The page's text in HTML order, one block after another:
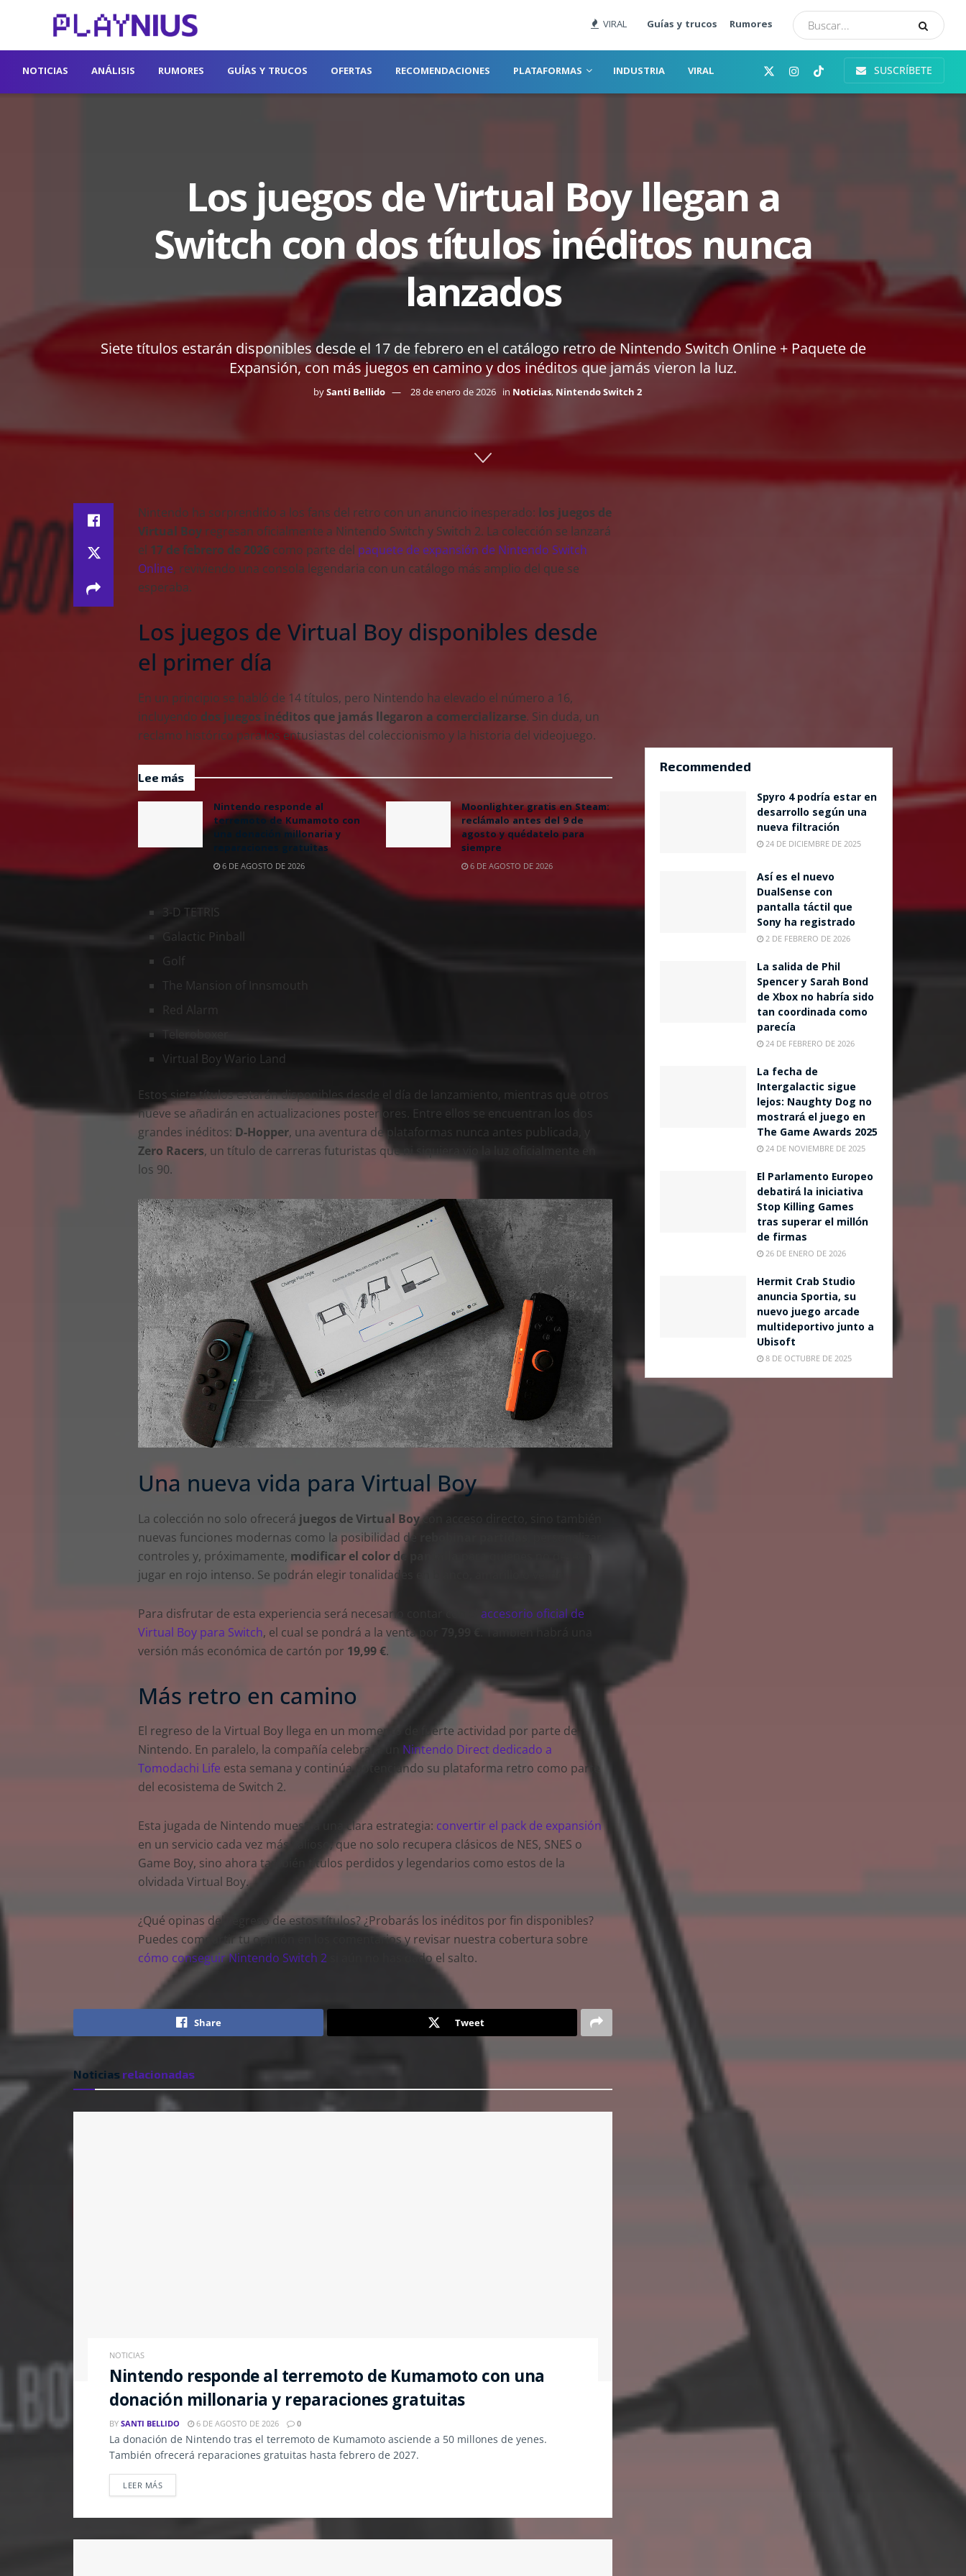
VIRAL Guías y trucos Rumores
NOTICIAS ANÁLISIS RUMORES GUÍAS Y TRUCOS OFERTAS RECOMENDACIONES PLATAFORMAS INDUSTRIA VIRAL SUSCRÍBETE
Los juegos de Virtual Boy llegan a
Switch con dos títulos inéditos nunca
lanzados
Siete títulos estarán disponibles desde el 17 de febrero en el catálogo retro de Nintendo Switch Online + Paquete de
Expansión, con más juegos en camino y dos inéditos que jamás vieron la luz.
bySanti Bellido 28 de enero de 2026 in Noticias, Nintendo Switch 2
Nintendo ha sorprendido a los fans del retro con un anuncio inesperado: los juegos de
Virtual Boy regresan oficialmente a Nintendo Switch y Switch 2. La colección se lanzará
el 17 de febrero de 2026 como parte del paquete de expansión de Nintendo Switch
Online, reviviendo una consola legendaria con un catálogo más amplio del que se
esperaba.
Los juegos de Virtual Boy disponibles desde
el primer día
En un principio se habló de 14 títulos, pero Nintendo ha elevado el número a 16,
incluyendo dos juegos inéditos que jamás llegaron a comercializarse. Sin duda, un
reclamo histórico para los entusiastas del coleccionismo y la historia del videojuego.
Lee más
Nintendo responde al
terremoto de Kumamoto con
una donación millonaria y
reparaciones gratuitas
6 DE AGOSTO DE 2026
Moonlighter gratis en Steam:
reclámalo antes del 9 de
agosto y quédatelo para
siempre
6 DE AGOSTO DE 2026
3-D TETRIS
Galactic Pinball
Golf
The Mansion of Innsmouth
Red Alarm
Teleroboxer
Virtual Boy Wario Land
Estos siete títulos estarán disponibles desde el día de lanzamiento, mientras que otros
nueve se añadirán en actualizaciones posteriores. Entre ellos se encuentran los dos
grandes inéditos: D-Hopper, una aventura de plataformas nunca antes publicada, y
Zero Racers, un título de carreras futuristas que ni siquiera vio la luz oficialmente en
los 90.
Una nueva vida para Virtual Boy
La colección no solo ofrecerá juegos de Virtual Boycon acceso directo, sino también
nuevas funciones modernas como la posibilidad de
controles y, próximamente, modificar el color de pantalla
jugar en rojo intenso. Se podrán elegir tonalidades en blanco, amarillo o verde.
Para disfrutar de esta experiencia será necesario contar con el accesorio oficial de
Virtual Boy para Switch, el cual se pondrá a la venta por
versión más económica de cartón por 19,99 €.
Más retro en camino
El regreso de la Virtual Boy llega en un momento de fuerte actividad por parte de
Nintendo. En paralelo, la compañía celebrará un Nintendo Direct dedicado a
Tomodachi Life esta semana y continúa potenciando su plataforma retro como parte
del ecosistema de Switch 2.
Esta jugada de Nintendo muestra una clara estrategia: convertir el pack de expansión
en un servicio cada vez más valioso, que no solo recupera clásicos de NES, SNES o
Game Boy, sino ahora también títulos perdidos y legendarios como estos de la
olvidada Virtual Boy.
¿Qué opinas del regreso de estos títulos? ¿Probarás los inéditos por fin disponibles?
Puedes compartir tu opinión en los comentarios y revisar nuestra cobertura sobre
cómo conseguir Nintendo Switch 2 si aún no has dado el salto.
Share Tweet
Noticias relacionadas
NOTICIAS
Nintendo responde al terremoto de Kumamoto con una
donación millonaria y reparaciones gratuitas
BY SANTI BELLIDO 6 DE AGOSTO DE 2026 0
La donación de Nintendo tras el terremoto de Kumamoto asciende a 50 millones de yenes.
También ofrecerá reparaciones gratuitas hasta febrero de 2027.
LEER MÁS
Recommended
Spyro 4 podría estar en
desarrollo según una
nueva filtración
24 DE DICIEMBRE DE 2025
Así es el nuevo
DualSense con
pantalla táctil que
Sony ha registrado
2 DE FEBRERO DE 2026
La salida de Phil
Spencer y Sarah Bond
de Xbox no habría sido
tan coordinada como
parecía
24 DE FEBRERO DE 2026
La fecha de
Intergalactic sigue
lejos: Naughty Dog no
mostrará el juego en
The Game Awards 2025
24 DE NOVIEMBRE DE 2025
El Parlamento Europeo
debatirá la iniciativa
Stop Killing Games
tras superar el millón
de firmas
26 DE ENERO DE 2026
Hermit Crab Studio
anuncia Sportia, su
nuevo juego arcade
multideportivo junto a
Ubisoft
8 DE OCTUBRE DE 2025